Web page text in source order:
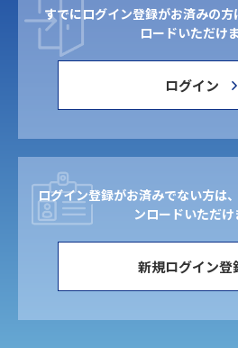
すでにログイン登録がお済みの
ロードいただけま
ログイン
ログイン登録がお済みでない方は
ンロードいただけ
新規ログイン登